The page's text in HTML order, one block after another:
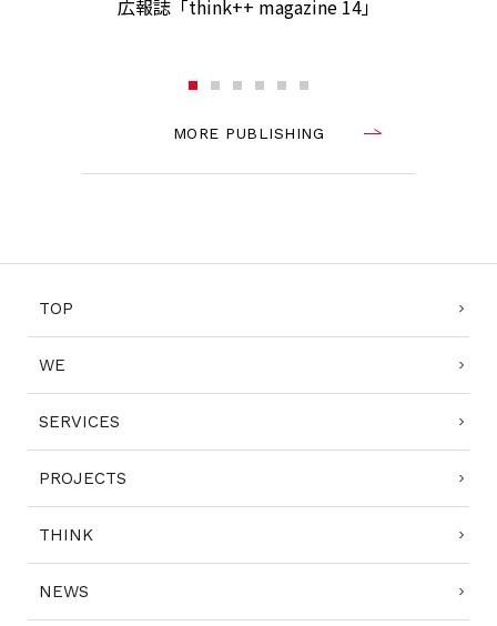
広報誌「think++ magazine 14」
MORE PUBLISHING
TOP
WE
SERVICES
PROJECTS
THINK
NEWS